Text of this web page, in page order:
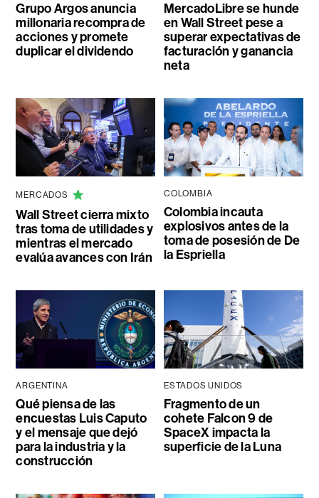
Grupo Argos anuncia
millonaria recompra de
acciones y promete
duplicar el dividendo
MercadoLibre se hunde
en Wall Street pese a
superar expectativas de
facturación y ganancia
neta
MERCADOS
Wall Street cierra mixto
tras toma de utilidades y
mientras el mercado
evalúa avances con Irán
COLOMBIA
Colombia incauta
explosivos antes de la
toma de posesión de De
la Espriella
ARGENTINA
Qué piensa de las
encuestas Luis Caputo
y el mensaje que dejó
para la industria y la
construcción
ESTADOS UNIDOS
Fragmento de un
cohete Falcon 9 de
SpaceX impacta la
superficie de la Luna